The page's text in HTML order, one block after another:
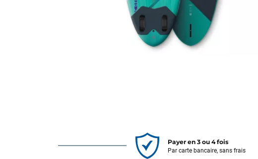
Payer en 3 ou 4 fois
Par carte bancaire, sans frais